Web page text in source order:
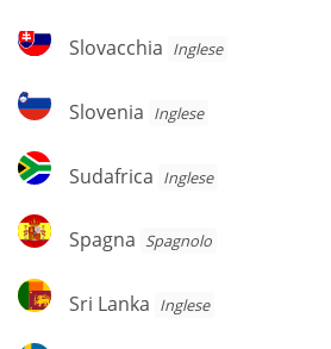
Slovacchia
Slovacchia Inglese
Slovenia
Slovenia Inglese
Sudafrica
Sudafrica Inglese
Spagna
Spagna Spagnolo
Sri
Lanka
Sri Lanka Inglese